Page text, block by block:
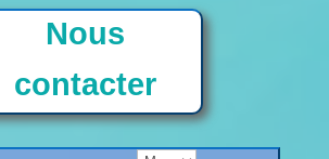
Nous
contacter